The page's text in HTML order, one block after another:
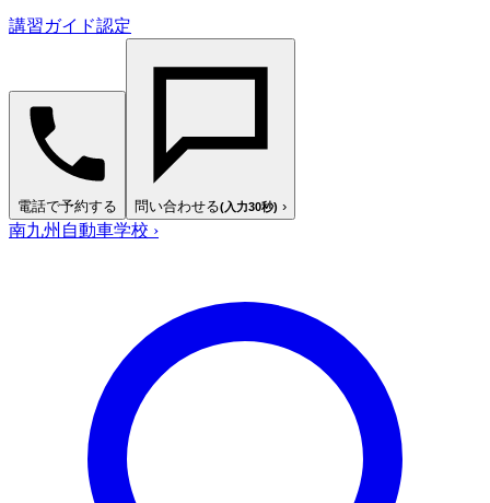
講習ガイド認定
電話で予約する 問い合わせる(入力30秒) ›
南九州自動車学校 ›